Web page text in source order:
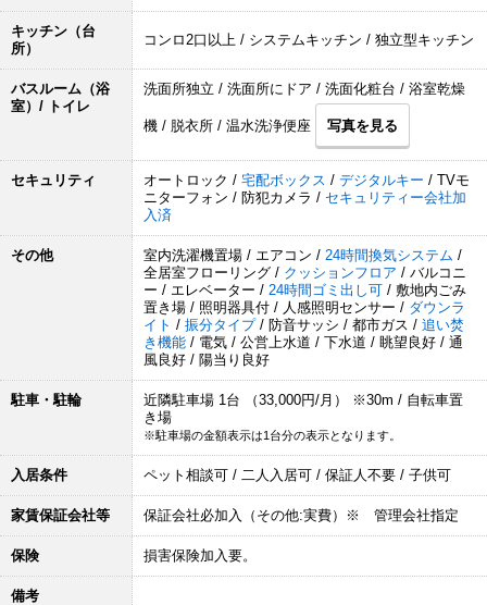
キッチン（台
所）
コンロ2口以上 / システムキッチン / 独立型キッチン
バスルーム（浴
室）/ トイレ
洗面所独立 / 洗面所にドア / 洗面化粧台 / 浴室乾燥
機 / 脱衣所 / 温水洗浄便座 写真を見る
セキュリティ オートロック / 宅配ボックス / デジタルキー / TVモ
ニターフォン / 防犯カメラ / セキュリティー会社加
入済
その他 室内洗濯機置場 / エアコン / 24時間換気システム /
全居室フローリング / クッションフロア / バルコニ
ー / エレベーター / 24時間ゴミ出し可 / 敷地内ごみ
置き場 / 照明器具付 / 人感照明センサー / ダウンラ
イト / 振分タイプ / 防音サッシ / 都市ガス / 追い焚
き機能 / 電気 / 公営上水道 / 下水道 / 眺望良好 / 通
風良好 / 陽当り良好
駐車・駐輪
近隣駐車場 1台 （33,000円/月） ※30m / 自転車置
き場
※駐車場の金額表示は1台分の表示となります。
入居条件 ペット相談可 / 二人入居可 / 保証人不要 / 子供可
家賃保証会社等 保証会社必加入（その他:実費）※ 管理会社指定
保険 損害保険加入要。
備考